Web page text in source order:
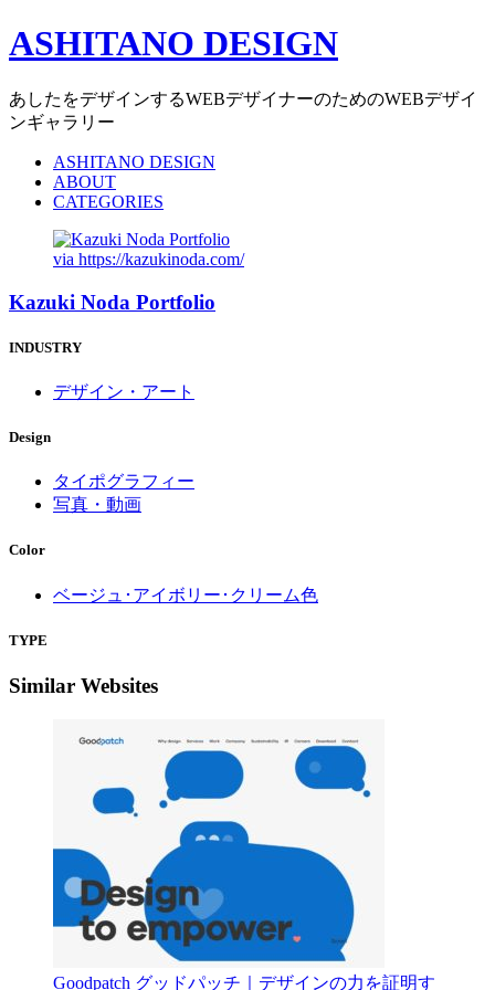
ASHITANO DESIGN
あしたをデザインするWEBデザイナーのためのWEBデザイ
ンギャラリー
ASHITANO DESIGN
ABOUT
CATEGORIES
via https://kazukinoda.com/
Kazuki Noda Portfolio
INDUSTRY
デザイン・アート
Design
タイポグラフィー
写真・動画
Color
ベージュ･アイボリー･クリーム色
TYPE
Similar Websites
Goodpatch グッドパッチ｜デザインの力を証明す